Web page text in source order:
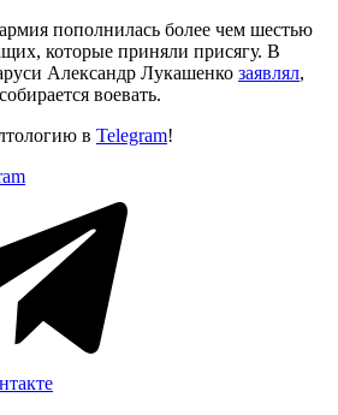
пополнилась более чем шестью
которые приняли присягу. В
Александр Лукашенко заявлял,
воевать.
в Telegram!